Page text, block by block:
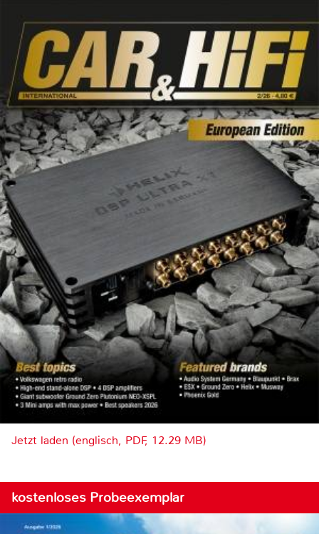
Jetzt laden (englisch, PDF, 12.29 MB)
kostenloses Probeexemplar